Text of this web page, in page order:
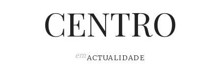
CENTRO
emACTUALIDADE